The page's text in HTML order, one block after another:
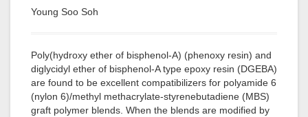
Young Soo Soh
Poly(hydroxy ether of bisphenol-A) (phenoxy resin) and
diglycidyl ether of bisphenol-A type epoxy resin (DGEBA)
are found to be excellent compatibilizers for polyamide 6
(nylon 6)/methyl methacrylate-styrenebutadiene (MBS)
graft polymer blends. When the blends are modified by